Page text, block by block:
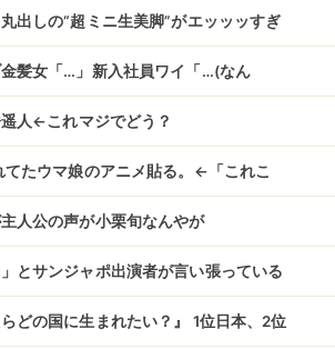
出しの“超ミニ生美脚”がエッッッすぎ
髪女「…」新入社員ワイ「…(なん
人←これマジでどう？
てたウマ娘のアニメ貼る。←「これこ
人公の声が小栗旬なんやが
とサンジャポ出演者が言い張っている
ておさめるにはちょっと無理がある？
どの国に生まれたい？』 1位日本、2位